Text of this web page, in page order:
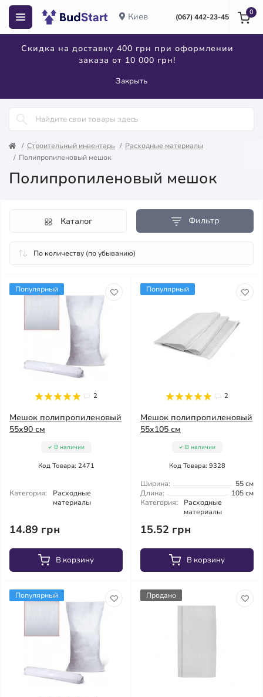
Киев (067) 442-23-45
Скидка на доставку 400 грн при оформлении
заказа от 10 000 грн!
Закрыть
0
Строительный инвентарь
Расходные материалы
Полипропиленовый мешок
Полипропиленовый мешок
Фильтр
Каталог
Популярный
2
Мешок полипропиленовый
55x90 см
В наличии
Код Товара: 2471
Категория:
Расходные
материалы
14.89 грн
В корзину
Популярный
2
Мешок полипропиленовый
55x105 см
В наличии
Код Товара: 9328
Ширина:
55 см
Длина:
105 см
Категория:
Расходные
материалы
15.52 грн
В корзину
Популярный Продано